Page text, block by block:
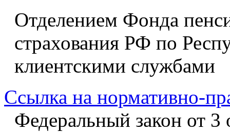
Отделением Фонда
страхования РФ по
клиентскими службами
Ссылка на нормативно-
Федеральный закон от